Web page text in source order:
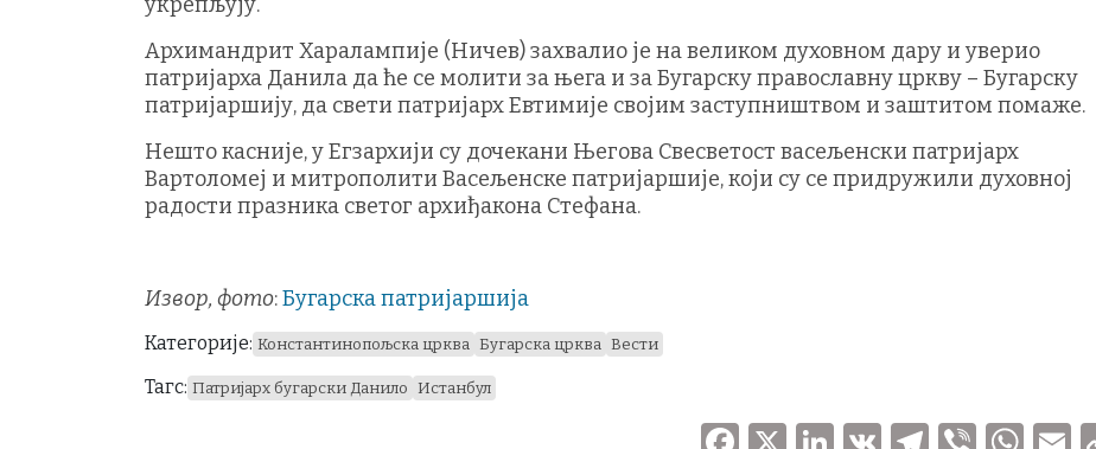
Архимандрит Харалампије (Ничев) захвалио је на великом духовном дару и уверио
патријарха Данила да ће се молити за њега и за Бугарску православну цркву – Бугарску
патријаршију, да свети патријарх Евтимије својим заступништвом и заштитом помаже.
Нешто касније, у Егзархији су дочекани Његова Свесветост васељенски патријарх
Вартоломеј и митрополити Васељенске патријаршије, који су се придружили духовној
радости празника светог архиђакона Стефана.
Извор, фото:Бугарска патријаршија
Категорије: Константинопољска црква Бугарска црква Вести
Тагс: Патријарх бугарски Данило Истанбул
F
X
Li V
T
V
W E